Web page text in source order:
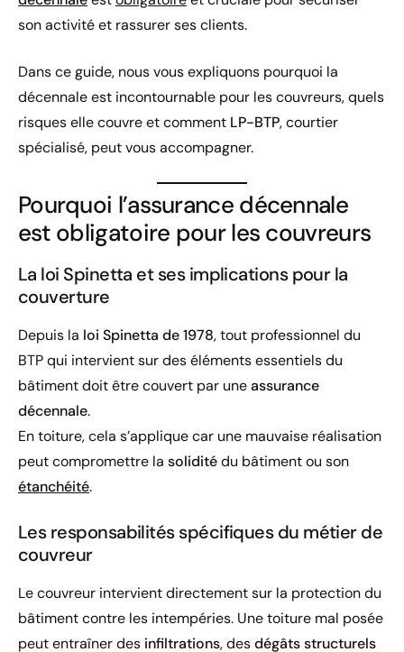
son activité et rassurer ses clients.
Dans ce guide, nous vous expliquons pourquoi la
décennale est incontournable pour les couvreurs, quels
risques elle couvre et comment LP-BTP, courtier
spécialisé, peut vous accompagner.
Pourquoi l’assurance décennale
est obligatoire pour les couvreurs
La loi Spinetta et ses implications pour la
couverture
Depuis la loi Spinetta de 1978, tout professionnel du
BTP qui intervient sur des éléments essentiels du
bâtiment doit être couvert par uneassurance
décennale.
En toiture, cela s’applique car une mauvaise réalisation
peut compromettre la soliditédu bâtiment ou son
étanchéité.
Les responsabilités spécifiques du métier de
couvreur
Le couvreur intervient directement sur la protection du
bâtiment contre les intempéries. Une toiture mal posée
peut entraîner des infiltrations, desdégâts structurels